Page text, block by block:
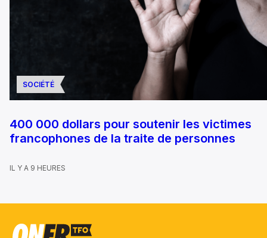
SOCIÉTÉ
400 000 dollars pour soutenir les victimes
francophones de la traite de personnes
IL Y A 9 HEURES